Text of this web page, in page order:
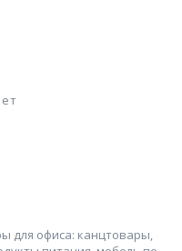
для офиса: канцтовары,